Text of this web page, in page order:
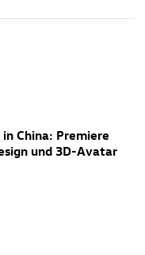
in China: Premiere
und 3D-Avatar